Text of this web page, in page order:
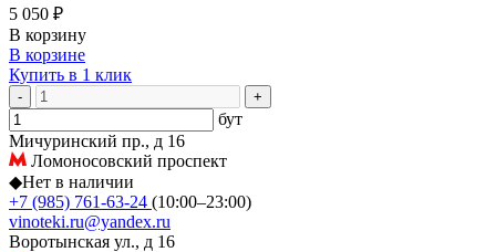
5 050 ₽
В корзину
В корзине
Купить в 1 клик
- +
бут
Мичуринский пр., д 16
Ломоносовский проспект
◆Нет в наличии
+7 (985) 761-63-24 (10:00–23:00)
vinoteki.ru@yandex.ru
Воротынская ул., д 16